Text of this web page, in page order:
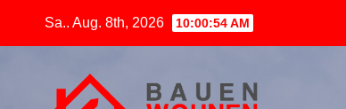
Sa.. Aug. 8th, 2026 10:00:56 AM